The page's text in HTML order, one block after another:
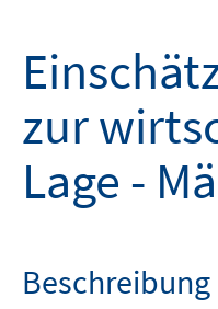
zur
Lage -
Beschreibung